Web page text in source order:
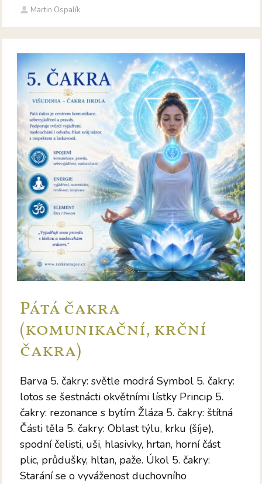
Martin Ospalík
Pátá čakra
(komunikační, krční
čakra)
Barva 5. čakry: světle modrá Symbol 5. čakry:
lotos se šestnácti okvětními lístky Princip 5.
čakry: rezonance s bytím Žláza 5. čakry: štítná
Části těla 5. čakry: Oblast týlu, krku (šíje),
spodní čelisti, uši, hlasivky, hrtan, horní část
plic, průdušky, hltan, paže. Úkol 5. čakry:
Starání se o vyváženost duchovního